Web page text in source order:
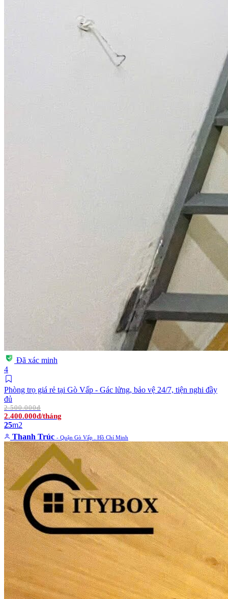
Đã xác minh
4
Phòng trọ giá rẻ tại Gò Vấp - Gác lửng, bảo vệ 24/7, tiện nghi đầy
đủ
2.500.000đ
2.400.000đ/tháng
25m2
Thanh Trúc - Quận Gò Vấp . Hồ Chí Minh